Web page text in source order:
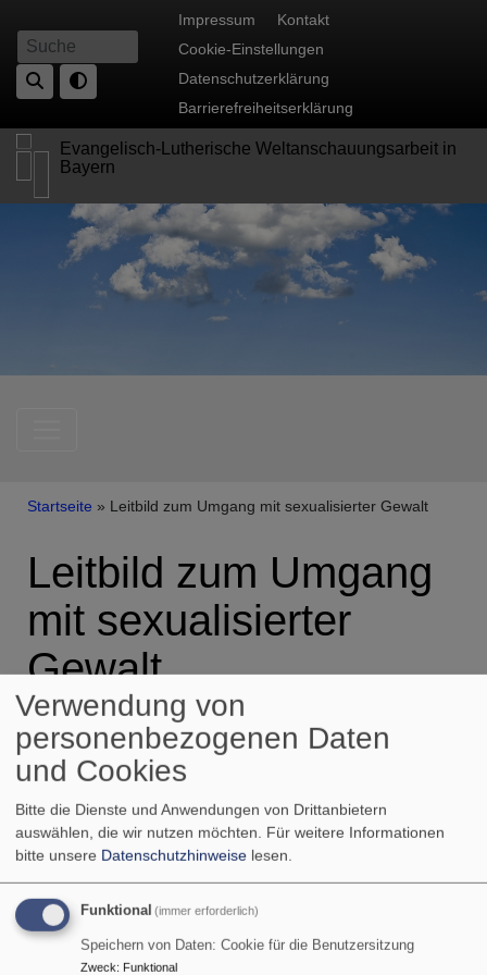
zum
Inhalt
Suche
Fußbereichsmenü
Impressum
Kontakt
Cookie-Einstellungen
Datenschutzerklärung
Barrierefreiheitserklärung
Evangelisch-Lutherische Weltanschauungsarbeit in
Bayern
Breadcrumb
Startseite Leitbild zum Umgang mit sexualisierter Gewalt
Leitbild zum Umgang
mit sexualisierter
Gewalt
Jeder Mensch ist nach Gottes Ebenbild geschaffen. Dies verleiht
sexueller Identität, Behinderung oder ethnischer Herkunft. In
übernehmen Verantwortung für den Schutz der uns anvertrauten
Personen vor grenzüberschreitendem Verhalten und Übergriffen,
Verwendung von
personenbezogenen Daten
und Cookies
Bitte die Dienste und Anwendungen von Drittanbietern
auswählen, die wir nutzen möchten. Für weitere Informationen
bitte unsere Datenschutzhinweise lesen.
Funktional (immer erforderlich)
Speichern von Daten: Cookie für die Benutzersitzung
Zweck: Funktional